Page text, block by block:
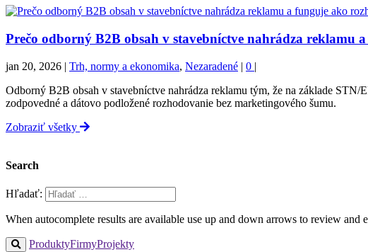
Prečo odborný B2B obsah v stavebníctve nahrádza
jan 20, 2026 | Trh, normy a ekonomika, Nezaradené | 0 |
Odborný B2B obsah v stavebníctve nahrádza reklamu tým, že na základe
zodpovedné a dátovo podložené rozhodovanie bez marketingového šumu.
Zobraziť všetky
Search
Hľadať:
When autocomplete results are available use up and down arrows to review
ProduktyFirmyProjekty